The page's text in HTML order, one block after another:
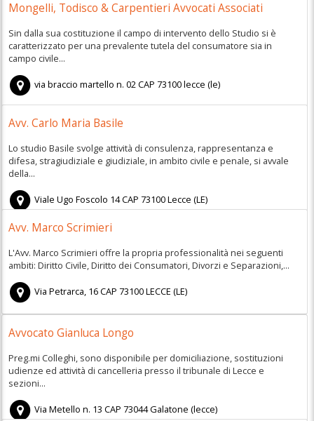
Mongelli, Todisco & Carpentieri Avvocati Associati
Sin dalla sua costituzione il campo di intervento dello Studio si è
caratterizzato per una prevalente tutela del consumatore sia in
campo civile...
via braccio martello n. 02CAP 73100lecce (le)
Avv. Carlo Maria Basile
Lo studio Basile svolge attività di consulenza, rappresentanza e
difesa, stragiudiziale e giudiziale, in ambito civile e penale, si avvale
della...
Viale Ugo Foscolo 14CAP 73100Lecce (LE)
Avv. Marco Scrimieri
L'Avv. Marco Scrimieri offre la propria professionalità nei seguenti
ambiti: Diritto Civile, Diritto dei Consumatori, Divorzi e Separazioni,...
Via Petrarca, 16CAP 73100LECCE (LE)
Avvocato Gianluca Longo
Preg.mi Colleghi, sono disponibile per domiciliazione, sostituzioni
udienze ed attività di cancelleria presso il tribunale di Lecce e
sezioni...
Via Metello n. 13 CAP 73044Galatone (lecce)